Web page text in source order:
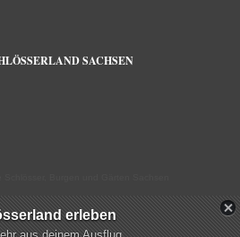
SACHSEN
Netz
erleben